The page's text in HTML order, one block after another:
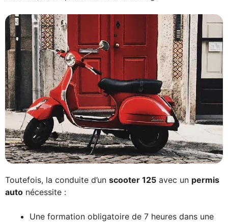
Toutefois, la conduite d’un scooter 125 avec un permis
auto nécessite :
Une formation obligatoire de 7 heures dans une